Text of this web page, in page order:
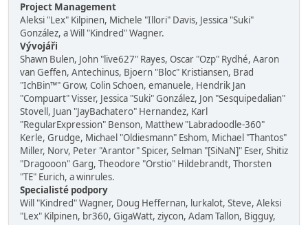
Project Management
Aleksi "Lex" Kilpinen, Michele "Illori" Davis, Jessica "Suki"
González, a Will "Kindred" Wagner.
Vývojáři
Shawn Bulen, John "live627" Rayes, Oscar "Ozp" Rydhé, Aaron
van Geffen, Antechinus, Bjoern "Bloc" Kristiansen, Brad
"IchBin™" Grow, Colin Schoen, emanuele, Hendrik Jan
"Compuart" Visser, Jessica "Suki" González, Jon "Sesquipedalian"
Stovell, Juan "JayBachatero" Hernandez, Karl
"RegularExpression" Benson, Matthew "Labradoodle-360"
Kerle, Grudge, Michael "Oldiesmann" Eshom, Michael "Thantos"
Miller, Norv, Peter "Arantor" Spicer, Selman "[SiNaN]" Eser, Shitiz
"Dragooon" Garg, Theodore "Orstio" Hildebrandt, Thorsten
"TE" Eurich, a winrules.
Specialisté podpory
Will "Kindred" Wagner, Doug Heffernan, lurkalot, Steve, Aleksi
"Lex" Kilpinen, br360, GigaWatt, ziycon, Adam Tallon, Bigguy,